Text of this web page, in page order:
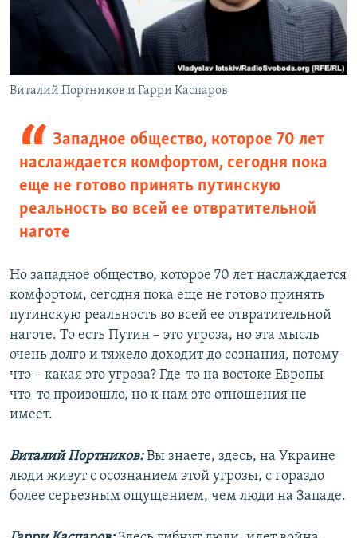
Виталий Портников и Гарри Каспаров
Западное общество, которое 70 лет
наслаждается комфортом, сегодня пока
еще не готово принять путинскую
реальность во всей ее отвратительной
наготе
Но западное общество, которое 70 лет наслаждается
комфортом, сегодня пока еще не готово принять
путинскую реальность во всей ее отвратительной
наготе. То есть Путин – это угроза, но эта мысль
очень долго и тяжело доходит до сознания, потому
что – какая это угроза? Где-то на востоке Европы
что-то произошло, но к нам это отношения не
имеет.
Виталий Портников:Вы знаете, здесь, на Украине
люди живут с осознанием этой угрозы, с гораздо
более серьезным ощущением, чем люди на Западе.